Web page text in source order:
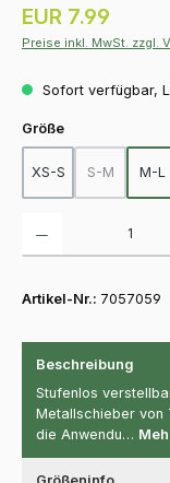
Regulärer Preis:
EUR 7.99
Preise inkl. MwSt. zzgl.
Sofort verfügbar,
Größeauswählen
XS-S S-M
(Diese
M-L
Artikel-Nr.: 7057059
Beschreibung
Stufenlos
Metallschieber von
die Anwendu…